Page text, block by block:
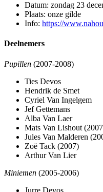
Datum: zondag 23
Plaats: onze gilde
Info: https://
Deelnemers
Pupillen (2007-2008)
Ties Devos
Hendrik de Smet
Cyriel Van Ingelgem
Jef Gettemans
Alba Van Laer
Mats Van Lishout
Jules Van Malderen
Zoë Tack (2007)
Arthur Van Lier
Miniemen (2005-2006)
Jurre Devos